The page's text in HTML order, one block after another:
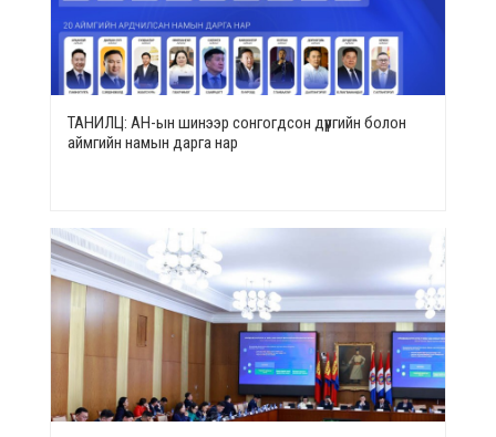
ТАНИЛЦ: АН-ын шинээр сонгогдсон дүүргийн болон
аймгийн намын дарга нар